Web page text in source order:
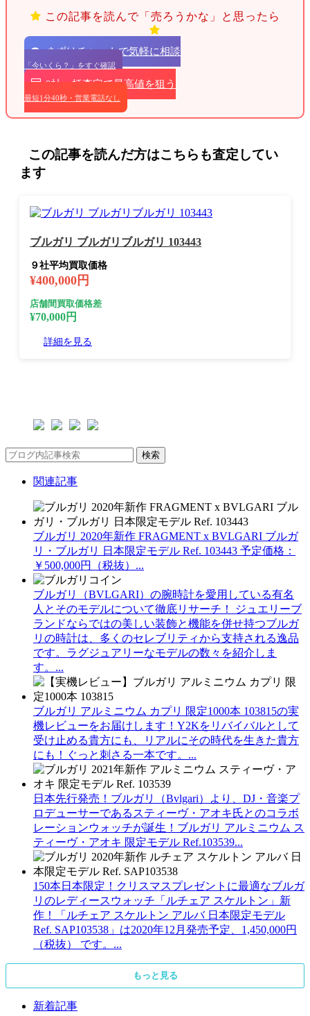
この記事を読んで「売ろうかな」と思ったら
まずはチャットで気軽に相談
「今いくら？」をすぐ確認
9社一括査定で最高値を狙う
最短1分40秒・営業電話なし
この記事を読んだ方はこちらも査定してい
ます
ブルガリ ブルガリブルガリ 103443
９社平均買取価格
¥400,000円
店舗間買取価格差
¥70,000円
詳細を見る
検索
関連記事
ブルガリ 2020年新作 FRAGMENT x BVLGARI ブルガ
リ・ブルガリ 日本限定モデル Ref. 103443 予定価格：
￥500,000円（税抜）...
ブルガリ（BVLGARI）の腕時計を愛用している有名
人とそのモデルについて徹底リサーチ！ ジュエリーブ
ランドならではの美しい装飾と機能を併せ持つブルガ
リの時計は、多くのセレブリティから支持される逸品
です。ラグジュアリーなモデルの数々を紹介しま
す。...
ブルガリ アルミニウム カプリ 限定1000本 103815の実
機レビューをお届けします！Y2Kをリバイバルとして
受け止める貴方にも、リアルにその時代を生きた貴方
にも！ぐっと刺さる一本です。...
日本先行発売！ブルガリ（Bvlgari）より、DJ・音楽プ
ロデューサーであるスティーヴ・アオキ氏とのコラボ
レーションウォッチが誕生！ブルガリ アルミニウム ス
ティーヴ・アオキ 限定モデル Ref.103539...
150本日本限定！クリスマスプレゼントに最適なブルガ
リのレディースウォッチ「ルチェア スケルトン」新
作！「ルチェア スケルトン アルバ 日本限定モデル
Ref. SAP103538」は2020年12月発売予定、1,450,000円
（税抜） です。...
もっと見る
新着記事